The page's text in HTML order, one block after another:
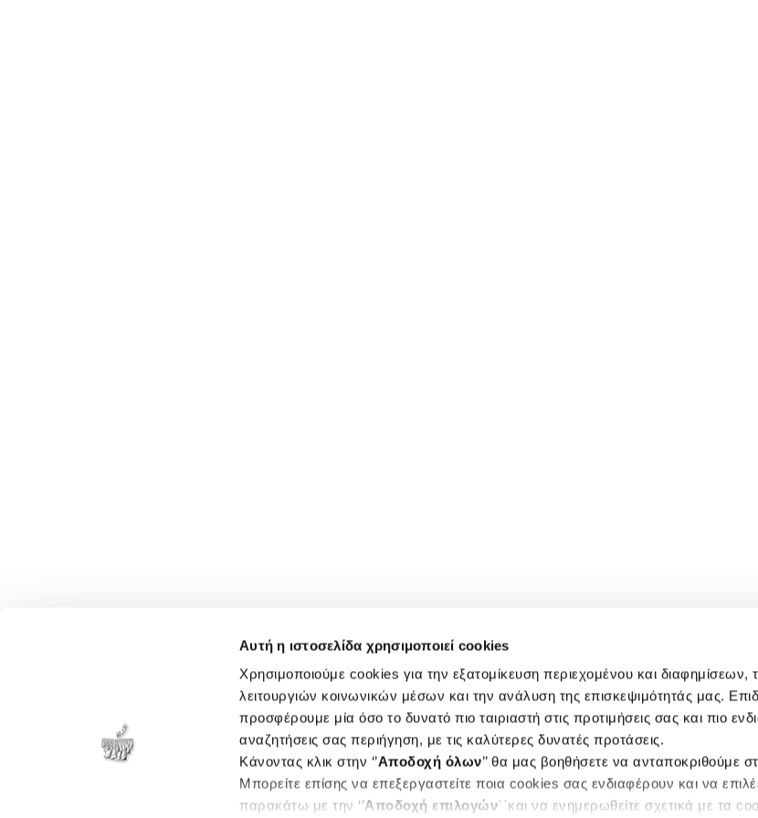
Αυτή η ιστοσελίδα χρησιμοποιεί cookies
Χρησιμοποιούμε cookies για την εξατομίκευση περιεχομένου και διαφημίσεων,
λειτουργιών κοινωνικών μέσων και την ανάλυση της επισκεψιμότητάς μας.
προσφέρουμε μία όσο το δυνατό πιο ταιριαστή στις προτιμήσεις σας και πιο
αναζητήσεις σας περιήγηση, με τις καλύτερες δυνατές προτάσεις.
Κάνοντας κλικ στην ‘’Αποδοχή όλων’’ θα μας βοηθήσετε να ανταποκριθούμε
Μπορείτε επίσης να επεξεργαστείτε ποια cookies σας ενδιαφέρουν και να
παρακάτω με την ‘’Αποδοχή επιλογών΄΄και να ενημερωθείτε σχετικά με τα